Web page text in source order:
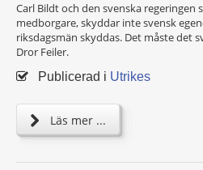
Carl Bildt och den svenska regeringen
medborgare, skyddar inte svensk
riksdagsmän skyddas. Det måste det
Dror Feiler.
Publicerad i Utrikes
Läs mer ...